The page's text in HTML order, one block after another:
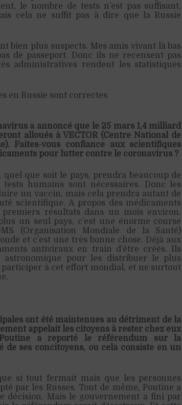
le nombre de tests n’est pas suffisant,
cela ne suffit pas à dire que la Russie
bien plus suspects. Mes amis vivant là bas
de passeport. Donc ils ne recensent pas
administratives rendent les statistiques
en Russie sont correctes
a annoncé que le 25 mars 1,4 milliard
alloués à VECTOR (Centre National de
Faites-vous confiance aux scientifiques
pour lutter contre le coronavirus ?
quel que soit le pays, prendra beaucoup de
humains sont nécessaires. Donc les
un vaccin, mais cela prendra autant de
scientifique. A propos des médicaments
résultats dans un mois environ.
un seul pays, c’est une énorme course
(Organisation Mondiale de la Santé)
et c’est une très bonne chose. Déjà aux
antiviraux en train d’être créés. Ils
pour les distribuer le plus
à cet effort mondial, et ne surtout
ont été maintenues au détriment de la
appelait les citoyens à rester chez eux
a reporté le référendum sur la
ses concitoyens, ou cela consiste en un
si tout fermait mais que les personnes
par les Russes. Tout de même, Poutine a
décision. Mais le gouvernement a fini par